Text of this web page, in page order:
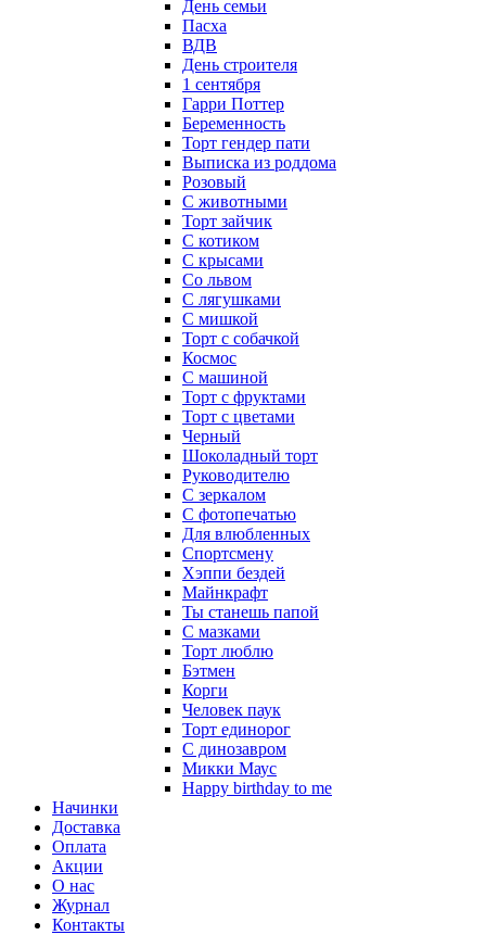
День семьи
Пасха
ВДВ
День строителя
1 сентября
Гарри Поттер
Беременность
Торт гендер пати
Выписка из роддома
Розовый
С животными
Торт зайчик
С котиком
С крысами
Со львом
С лягушками
С мишкой
Торт с собачкой
Космос
С машиной
Торт с фруктами
Торт с цветами
Черный
Шоколадный торт
Руководителю
С зеркалом
С фотопечатью
Для влюбленных
Спортсмену
Хэппи бездей
Майнкрафт
Ты станешь папой
С мазками
Торт люблю
Бэтмен
Корги
Человек паук
Торт единорог
С динозавром
Микки Маус
Happy birthday to me
Начинки
Доставка
Оплата
Акции
О нас
Журнал
Контакты